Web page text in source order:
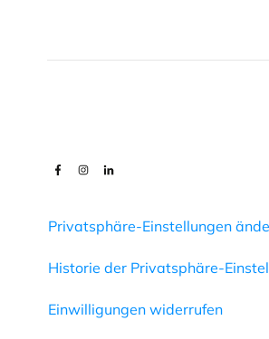
Privatsphäre-Einstellungen
Historie der Privatsphäre-
Einwilligungen widerrufen